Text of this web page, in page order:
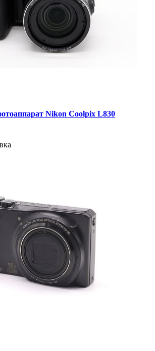
Nikon Coolpix L830